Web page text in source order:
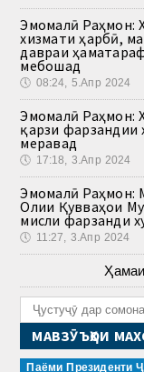
Эмомалӣ Раҳмон:
хизмати ҳарбӣ,
давраи
мебошад
🕔 08:24, 5.Апр 2024
Эмомалӣ Раҳмон:
қарзи фарзандии
меравад
🕔 17:18, 3.Апр 2024
Эмомалӣ Раҳмон:
Олии Қувваҳои
мисли фарзанди
🕔 11:27, 3.Апр 2024
МАВЗӮЪҲОИ
Паёми Президенти